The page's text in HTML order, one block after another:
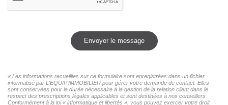
Envoyer le message
« Les informations recueillies sur ce formulaire sont enregistrées dans un fichier
informatisé par L'EQUIP'IMMOBILIER pour gérer votre demande de contact. Elles
sont conservées pour la durée nécessaire à la gestion de la relation client dans le
respect des prescriptions légales applicables et sont destinées à nos conseillers
Conformément à la loi « informatique et libertés », vous pouvez exercer votre droit